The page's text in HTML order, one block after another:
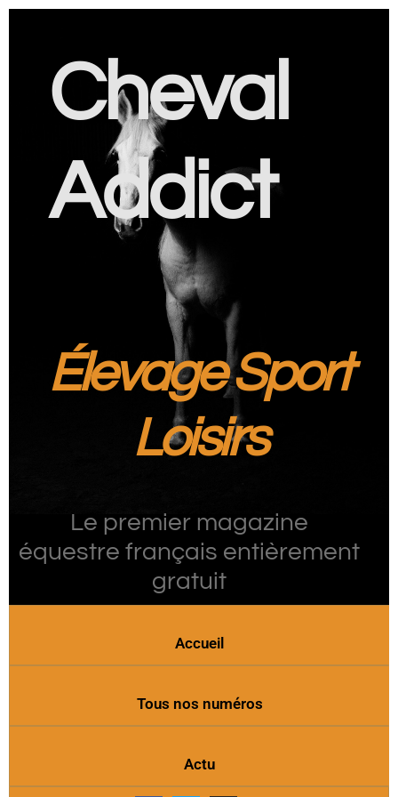
Cheval
Addict
Élevage Sport
Loisirs
Le premier magazine
équestre français entièrement
gratuit
Accueil
Tous nos numéros
Actu